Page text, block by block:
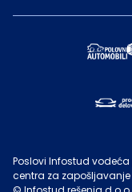
Poslovi Infostud
centra za